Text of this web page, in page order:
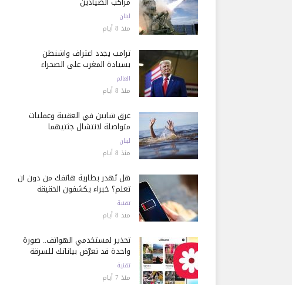
لبنان
منذ 8 أيام
ترامب يجدد اعتراف واشنطن
بسيادة المغرب على الصحراء
العالم
منذ 8 أيام
غرق شابين في العقيبة وعمليات
متواصلة لانتشال جثتيهما
لبنان
منذ 8 أيام
هل تُهدر بطارية هاتفك من دون أن
تعلم؟ خبراء يكشفون الحقيقة
تقنية
منذ 8 أيام
تحذير لمستخدمي الهواتف.. صورة
واحدة قد تعرّض بياناتك للسرقة
تقنية
منذ 7 أيام